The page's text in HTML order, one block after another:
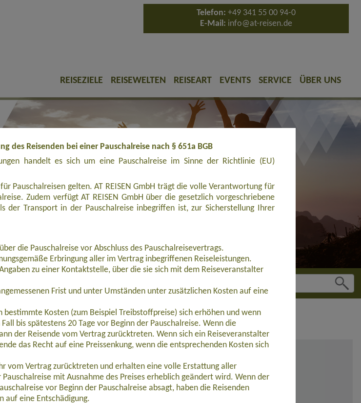
Telefon: +49 341 55 00 94-0
E-Mail: info@at-reisen.de
REISEZIELE REISEWELTEN REISEART EVENTS SERVICE ÜBER UNS
des Reisenden bei einer Pauschalreise nach § 651a BGB
handelt es sich um eine Pauschalreise im Sinne der Richtlinie (EU)
Pauschalreisen gelten. AT REISEN GmbH trägt die volle Verantwortung für
Zudem verfügt AT REISEN GmbH über die gesetzlich vorgeschriebene
der Transport in der Pauschalreise inbegriffen ist, zur Sicherstellung Ihrer
die Pauschalreise vor Abschluss des Pauschalreisevertrags.
Erbringung aller im Vertrag inbegriffenen Reiseleistungen.
zu einer Kontaktstelle, über die sie sich mit dem Reiseveranstalter
Frist und unter Umständen unter zusätzlichen Kosten auf eine
Kosten (zum Beispiel Treibstoffpreise) sich erhöhen und wenn
bis spätestens 20 Tage vor Beginn der Pauschalreise. Wenn die
der Reisende vom Vertrag zurücktreten. Wenn sich ein Reiseveranstalter
das Recht auf eine Preissenkung, wenn die entsprechenden Kosten sich
vom Vertrag zurücktreten und erhalten eine volle Erstattung aller
mit Ausnahme des Preises erheblich geändert wird. Wenn der
vor Beginn der Pauschalreise absagt, haben die Reisenden
auf eine Entschädigung.